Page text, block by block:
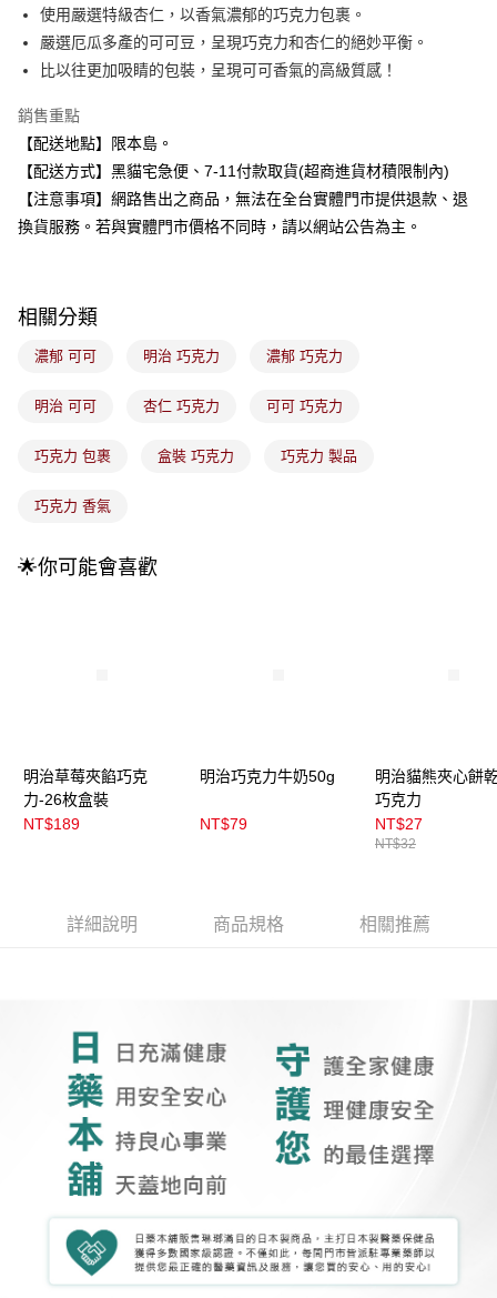
國泰世華商業銀行
兆豐國際商業銀行
臺灣中小企業銀行
台中商業銀行
匯豐（台灣）商業銀行
華泰商業銀行
聯邦商業銀行
遠東國際商業銀行
元大商業銀行
台新國際商業銀行
台灣樂天信用卡公司
Apple Pay
街口支付
悠遊付
Google Pay
全盈+PAY
大哥付你分期
1.本服務由台灣大哥大提供，台灣大哥大用戶可立即使用無須另外申請。
2.付款方式選擇「大哥付你分期」，訂單成立後會自動跳轉到大哥付的交易
流程，驗證手機門號後，選擇欲分期的期數、繳款截止日，確認付款後即完
4.訂單成立30分鐘內，如未前往確認交易或遇審核未通過，訂單將自動取
法說明評估內容。
醒簡訊。
ATM付款
運送方式
全家取貨付款
付款後全家取貨
每筆NT$100，滿NT$899(含以上)免運費
每筆NT$100，滿NT$899(含以上)免運費
每筆NT$100，滿NT$399(含以上)免運費
使用嚴選特級杏仁，以香氣濃郁的巧克力包裹。
嚴選厄瓜多產的可可豆，呈現巧克力和杏仁的絕妙平衡。
比以往更加吸睛的包裝，呈現可可香氣的高級質感！
銷售重點
【配送地點】限本島。
【配送方式】黑貓宅急便、7-11付款取貨(超商進貨材積限制內)
【注意事項】網路售出之商品，無法在全台實體門市提供退款、退
換貨服務。若與實體門市價格不同時，請以網站公告為主。
相關分類
濃郁 可可 明治 巧克力 濃郁 巧克力
明治 可可 杏仁 巧克力 可可 巧克力
巧克力 包裹 盒裝 巧克力 巧克力 製品
巧克力 香氣
🌟你可能會喜歡
明治草莓夾餡巧克
力-26枚盒裝
NT$189
明治巧克力牛奶50g
NT$79
明治貓熊夾心餅
巧克力
NT$27
NT$32
詳細說明 商品規格 相關推薦